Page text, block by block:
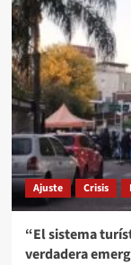
Ajuste Crisis
“El sistema
verdadera